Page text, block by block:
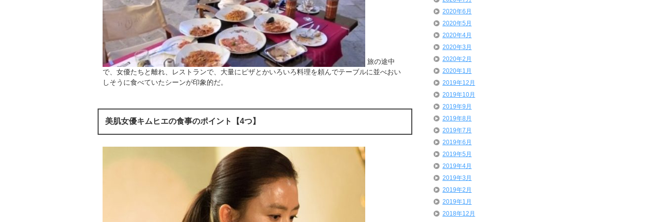
旅の途中
で、女優たちと離れ、レストランで、大量にピザとかいろいろ料理を頼んでテーブルに並べおい
しそうに食べていたシーンが印象的だ。
美肌女優キムヒエの食事のポイント【4つ】
2020年6月
2020年5月
2020年4月
2020年3月
2020年2月
2020年1月
2019年12月
2019年10月
2019年9月
2019年8月
2019年7月
2019年6月
2019年5月
2019年4月
2019年3月
2019年2月
2019年1月
2018年12月